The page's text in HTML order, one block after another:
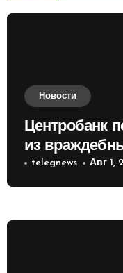
Новости
Центробанк
из
приобретать
telegnews Авг 1,